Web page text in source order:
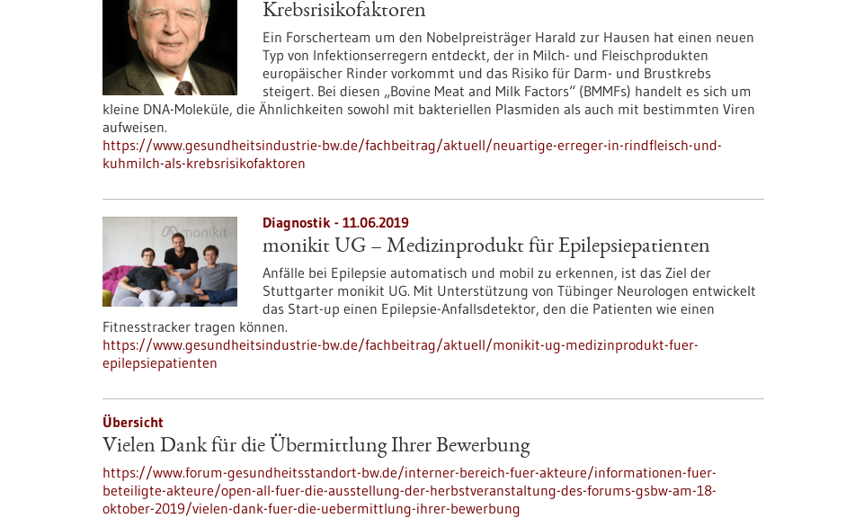
Krebsrisikofaktoren
Ein Forscherteam um den Nobelpreisträger Harald zur Hausen hat einen neuen
Typ von Infektionserregern entdeckt, der in Milch- und Fleischprodukten
europäischer Rinder vorkommt und das Risiko für Darm- und Brustkrebs
steigert. Bei diesen „Bovine Meat and Milk Factors“ (BMMFs) handelt es sich um
kleine DNA-Moleküle, die Ähnlichkeiten sowohl mit bakteriellen Plasmiden als auch mit bestimmten Viren
aufweisen.
https://www.gesundheitsindustrie-bw.de/fachbeitrag/aktuell/neuartige-erreger-in-rindfleisch-und-
kuhmilch-als-krebsrisikofaktoren
Diagnostik - 11.06.2019
monikit UG – Medizinprodukt für Epilepsiepatienten
Anfälle bei Epilepsie automatisch und mobil zu erkennen, ist das Ziel der
Stuttgarter monikit UG. Mit Unterstützung von Tübinger Neurologen entwickelt
das Start-up einen Epilepsie-Anfallsdetektor, den die Patienten wie einen
Fitnesstracker tragen können.
https://www.gesundheitsindustrie-bw.de/fachbeitrag/aktuell/monikit-ug-medizinprodukt-fuer-
epilepsiepatienten
Übersicht
Vielen Dank für die Übermittlung Ihrer Bewerbung
https://www.forum-gesundheitsstandort-bw.de/interner-bereich-fuer-akteure/informationen-fuer-
beteiligte-akteure/open-all-fuer-die-ausstellung-der-herbstveranstaltung-des-forums-gsbw-am-18-
oktober-2019/vielen-dank-fuer-die-uebermittlung-ihrer-bewerbung